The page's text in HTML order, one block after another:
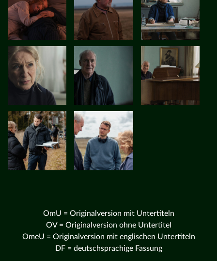
OmU = Originalversion mit Untertiteln
OV = Originalversion ohne Untertitel
OmeU = Originalversion mit englischen Untertiteln
DF = deutschsprachige Fassung